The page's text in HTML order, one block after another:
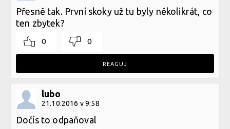
Přesně tak. První skoky už tu byly několikrát, co
ten zbytek?
0 0
REAGUJ
lubo
21.10.2016 v 9:58
Dočís to odpaňoval